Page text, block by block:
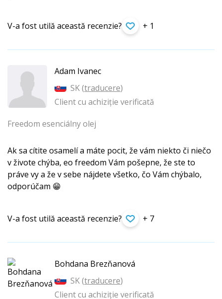
V-a fost utilă această recenzie? + 1
Adam Ivanec
SK (traducere)
Client cu achiziție verificată
Freedom esenciálny olej
Ak sa cítite osamelí a máte pocit, že vám niekto či niečo
v živote chýba, eo freedom Vám pošepne, že ste to
práve vy a že v sebe nájdete všetko, čo Vám chýbalo,
odporúčam 😁
V-a fost utilă această recenzie? + 7
Bohdana Brezňanová
SK (traducere)
Client cu achiziție verificată